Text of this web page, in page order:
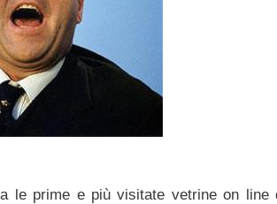
le prime e più visitate vetrine on line